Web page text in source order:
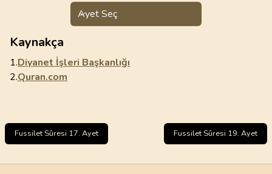
Ayet Seç
Kaynakça
1.Diyanet İşleri Başkanlığı
2.Quran.com
Fussilet Sûresi 17. Ayet Fussilet Sûresi 19. Ayet